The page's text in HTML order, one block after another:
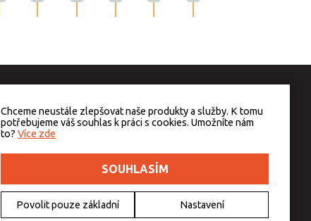
Chceme neustále zlepšovat naše produkty a služby. K tomu
potřebujeme váš souhlas k práci s cookies. Umožníte nám
to? Více zde
SOUHLASÍM
Povolit pouze základní Nastavení